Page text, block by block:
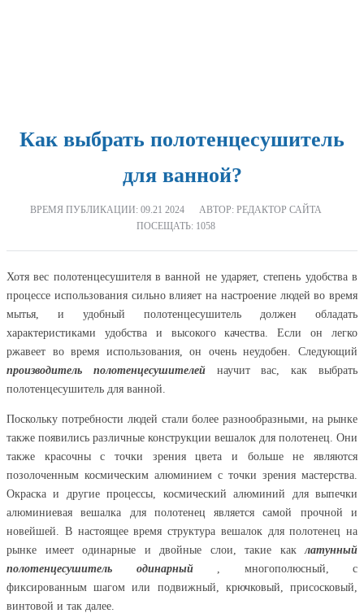
Как выбрать полотенцесушитель
для ванной?
ВРЕМЯ ПУБЛИКАЦИИ: 09.21 2024
АВТОР: РЕДАКТОР САЙТА
ПОСЕЩАТЬ: 1058
Хотя вес полотенцесушителя в ванной не ударяет, степень удобства в
процессе использования сильно влияет на настроение людей во время
мытья, и удобный полотенцесушитель должен обладать
характеристиками удобства и высокого качества. Если он легко
ржавеет во время использования, он очень неудобен. Следующий
производитель полотенцесушителейнаучит вас, как выбрать
полотенцесушитель для ванной.
Поскольку потребности людей стали более разнообразными, на рынке
также появились различные конструкции вешалок для полотенец. Они
также красочны с точки зрения цвета и больше не являются
позолоченным космическим алюминием с точки зрения мастерства.
Окраска и другие процессы, космический алюминий для выпечки
алюминиевая вешалка для полотенец является самой прочной и
новейшей. В настоящее время структура вешалок для полотенец на
рынке имеет одинарные и двойные слои, такие как латунный
полотенцесушитель одинарный, многополюсный, с
фиксированным шагом или подвижный, крючковый, присосковый,
винтовой и так далее.